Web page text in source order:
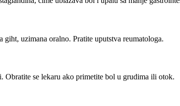
uzimana oralno. Pratite uputstva reumatologa.
se lekaru ako primetite bol u grudima ili otok.